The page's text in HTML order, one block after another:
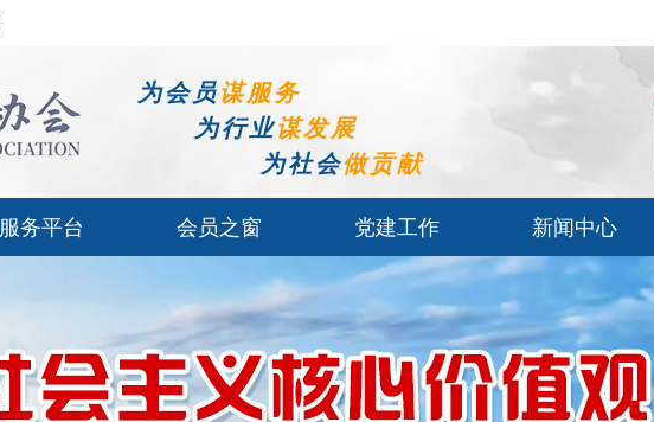
为会员谋服务
为行业谋发展
为社会做贡献
服务平台 会员之窗 党建工作 新闻中心